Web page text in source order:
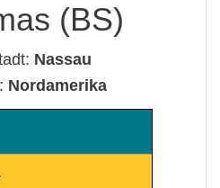
(BS)
Nassau
Nordamerika